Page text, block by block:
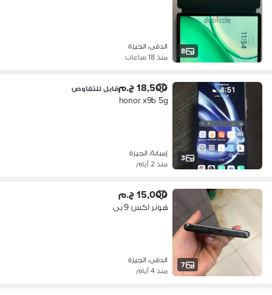
8
الدقى، الجيزة
منذ 18 ساعات
3
18,500 ج.م قابل للتفاوض
honor x9b 5g
إمبابة، الجيزة
منذ 2 أيام
7
15,000 ج.م
هونر اكس 9 بى
الدقى، الجيزة
منذ 4 أيام